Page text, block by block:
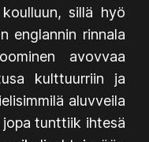
sillä hyö
englannin rinnala
avovvaa
kulttuurriin ja
aluvveila
tunttiik ihtesä